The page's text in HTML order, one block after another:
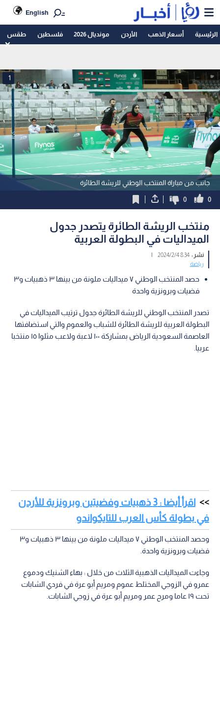
English
الرئيسية أسعار الذهب الأردن مونديال 2026 فلسطين طقس
جانب من مباراة المنتخب الوطني للريشة الطائرة
1
0
0
منتخب الريشة الطائرة يتصدر جدول
الميداليات في البطولة العربية
نشر :8:34 2024/2/4
|
رياضة
حصد المنتخب الوطني ٧ ميداليات ملونة من بينها ٣ ذهبيات و٣
فضيات وبرونزية واحدة
تصدر المنتخب الوطني للريشة الطائرة جدول ترتيب الميداليات في
البطولة العربية للريشة الطائرة للشباب والعموم والتي استضافتها
العاصمة السعودية الرياض بمشاركة ١٠٠ لاعبة ولاعب مثلوا ١٥ منتخبا
عربيا.
اقرأ أيضا : 3 ذهبيات وفضيتين وبرونزية للأردن
في بطولة كأس العرب للتايكواندو
وحصد المنتخب الوطني ٧ ميداليات ملونة من بينها ٣ ذهبيات و٣
فضيات وبرونزية واحدة.
وجاءت الميداليات الذهبية الثلاث من خلال : بهاء الشنيك ودموع
عمرو في الزوجي المختلط عموم ومريم أبو عرة في فردي الشابات
تحت ١٩ عاما ومرح عمر ومريم أبو عرة في زوجي الشابات.